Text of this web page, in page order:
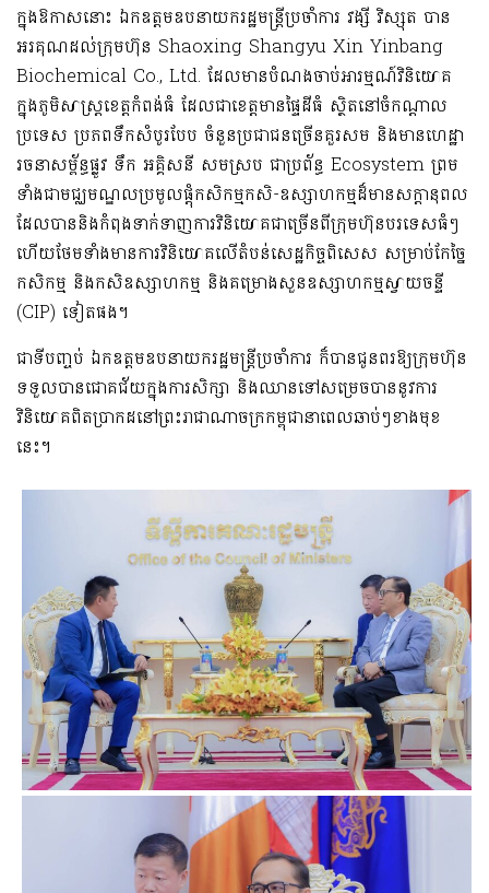
ក្នុងឱកាសនោះ ឯកឧត្តមឧបនាយករដ្ឋមន្ត្រីប្រចាំការ វង្សី វិស្សុត បាន
អរគុណដល់ក្រុមហ៊ុន Shaoxing Shangyu Xin Yinbang
Biochemical Co., Ltd. ដែលមានបំណងចាប់អារម្មណ៍វិនិយោគ
ក្នុងភូមិសាស្ត្រខេត្តកំពង់ធំ ដែលជាខេត្តមានផ្ទៃដីធំ ស្ថិតនៅចំកណ្ដាល
ប្រទេស ប្រភពទឹកសំបូរបែប ចំនួនប្រជាជនច្រើនគួរសម និងមានហេដ្ឋា
រចនាសម្ព័ន្ធផ្លូវ ទឹក អគ្គិសនី សមស្រប ជាប្រព័ន្ធ Ecosystem ព្រម
ទាំងជាមជ្ឈមណ្ឌលប្រមូលផ្តុំកសិកម្មកសិ-ឧស្សាហកម្មដ៏មានសក្តានុពល
ដែលបាននិងកំពុងទាក់ទាញការវិនិយោគជាច្រើនពីក្រុមហ៊ុន​បរទេសធំៗ
ហើយថែមទាំងមានការវិនិយោគលើតំបន់សេដ្ឋកិច្ចពិសេស សម្រាប់កែច្នៃ
កសិកម្ម និងកសិឧស្សាហកម្ម និងគម្រោង​សួនឧស្សាហកម្មស្វាយចន្ទី
(CIP) ទៀតផង។
ជាទីបញ្ចប់ ឯកឧត្តមឧបនាយករដ្ឋមន្ត្រីប្រចាំការ ក៏បានជូនពរឱ្យក្រុមហ៊ុន
ទទួលបានជោគជ័យក្នុងការសិក្សា និងឈានទៅសម្រេចបាននូវការ
វិនិយោគពិតប្រាកដនៅព្រះរាជាណាចក្រកម្ពុជានាពេលឆាប់ៗខាងមុខ
នេះ។